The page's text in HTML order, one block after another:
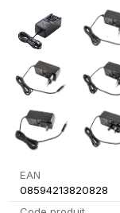
EAN
08594213820828